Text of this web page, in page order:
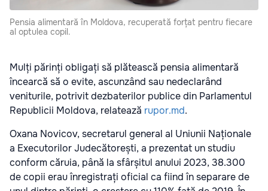
Pensia alimentară în Moldova, recuperată forțat pentru fiecare
al optulea copil.
Mulți părinți obligați să plătească pensia alimentară
încearcă să o evite, ascunzând sau nedeclarând
veniturile, potrivit dezbaterilor publice din Parlamentul
Republicii Moldova, relatează rupor.md.
Oxana Novicov, secretarul general al Uniunii Naționale
a Executorilor Judecătorești, a prezentat un studiu
conform căruia, până la sfârșitul anului 2023, 38.300
de copii erau înregistrați oficial ca fiind în separare de